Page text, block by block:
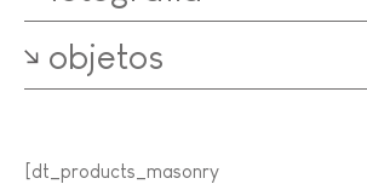
objetos
[dt_products_masonry